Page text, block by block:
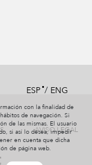
ESP/ ENG
AVISO LEGAL
con la finalidad de
de navegación. Si
de las mismas. El usuario
si así lo desea, impedir
en cuenta que dicha
de página web.